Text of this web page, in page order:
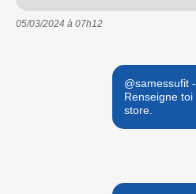
05/03/2024 à 07h12
@samessufit
Renseigne
store.